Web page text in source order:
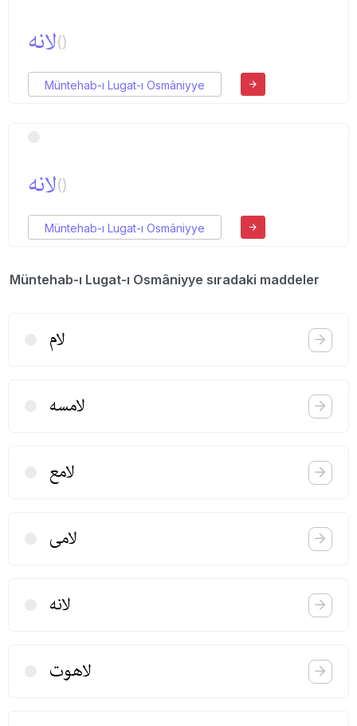
لانه()
Müntehab-ı Lugat-ı Osmâniyye
لانه()
Müntehab-ı Lugat-ı Osmâniyye
Müntehab-ı Lugat-ı Osmâniyye sıradaki maddeler
لام
لامسه
لامع
لامی
لانه
لاهوت